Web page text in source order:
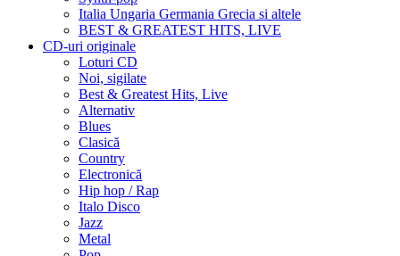
Italia Ungaria Germania Grecia si altele
BEST & GREATEST HITS, LIVE
CD-uri originale
Loturi CD
Noi, sigilate
Best & Greatest Hits, Live
Alternativ
Blues
Clasică
Country
Electronică
Hip hop / Rap
Italo Disco
Jazz
Metal